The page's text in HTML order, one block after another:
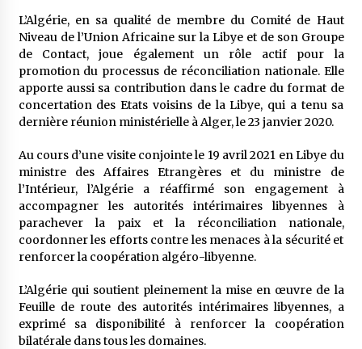
L’Algérie, en sa qualité de membre du Comité de Haut
Niveau de l’Union Africaine sur la Libye et de son Groupe
de Contact, joue également un rôle actif pour la
promotion du processus de réconciliation nationale. Elle
apporte aussi sa contribution dans le cadre du format de
concertation des Etats voisins de la Libye, qui a tenu sa
dernière réunion ministérielle à Alger, le 23 janvier 2020.
Au cours d’une visite conjointe le 19 avril 2021 en Libye du
ministre des Affaires Etrangères et du ministre de
l’Intérieur, l’Algérie a réaffirmé son engagement à
accompagner les autorités intérimaires libyennes à
parachever la paix et la réconciliation nationale,
coordonner les efforts contre les menaces à la sécurité et
renforcer la coopération algéro-libyenne.
L’Algérie qui soutient pleinement la mise en œuvre de la
Feuille de route des autorités intérimaires libyennes, a
exprimé sa disponibilité à renforcer la coopération
bilatérale dans tous les domaines.